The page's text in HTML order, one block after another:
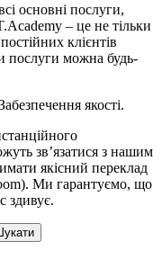
основні послуги,
– це не тільки
клієнтів
послуги можна будь-
якості.
зв’язатися з нашим
якісний переклад
Ми гарантуємо, що
здивує.